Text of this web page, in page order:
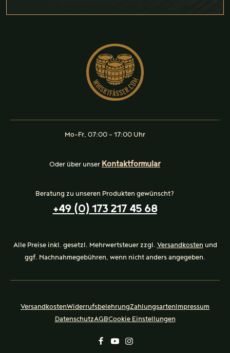
Mo-Fr, 07:00 - 17:00 Uhr
Oder über unser Kontaktformular
Beratung zu unseren Produkten gewünscht?
+49 (0) 173 217 45 68
Alle Preise inkl. gesetzl. Mehrwertsteuer zzgl. Versandkosten und
ggf. Nachnahmegebühren, wenn nicht anders angegeben.
VersandkostenWiderrufsbelehrungZahlungsartenImpressum
DatenschutzAGBCookie Einstellungen